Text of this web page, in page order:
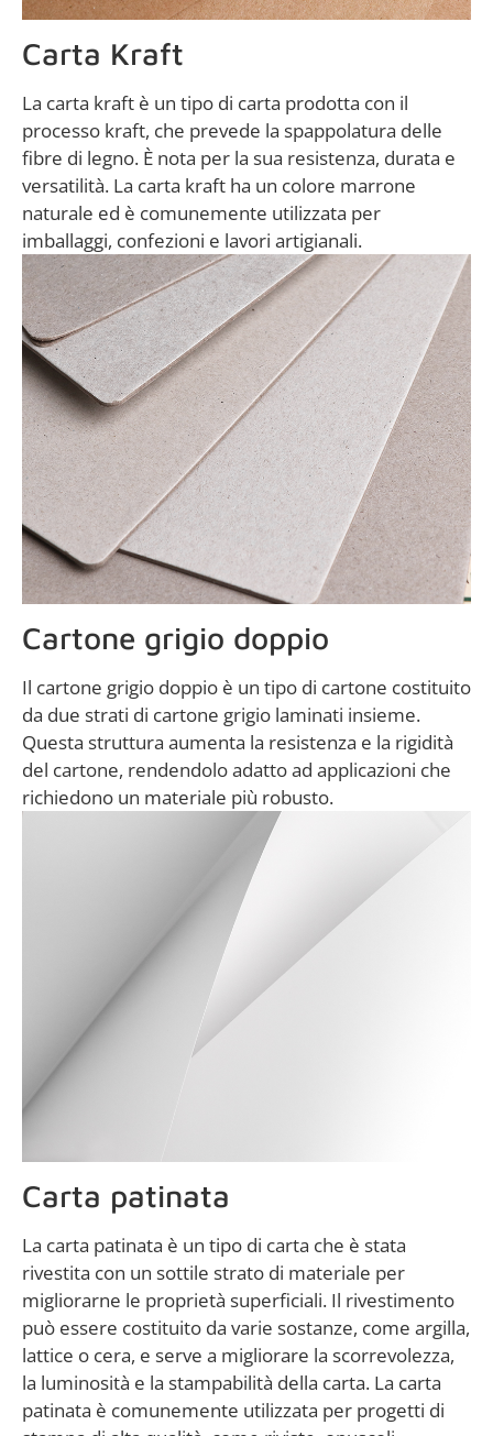
Carta Kraft
La carta kraft è un tipo di carta prodotta con il
processo kraft, che prevede la spappolatura delle
fibre di legno. È nota per la sua resistenza, durata e
versatilità. La carta kraft ha un colore marrone
naturale ed è comunemente utilizzata per
imballaggi, confezioni e lavori artigianali.
Cartone grigio doppio
Il cartone grigio doppio è un tipo di cartone costituito
da due strati di cartone grigio laminati insieme.
Questa struttura aumenta la resistenza e la rigidità
del cartone, rendendolo adatto ad applicazioni che
richiedono un materiale più robusto.
Carta patinata
La carta patinata è un tipo di carta che è stata
rivestita con un sottile strato di materiale per
migliorarne le proprietà superficiali. Il rivestimento
può essere costituito da varie sostanze, come argilla,
lattice o cera, e serve a migliorare la scorrevolezza,
la luminosità e la stampabilità della carta. La carta
patinata è comunemente utilizzata per progetti di